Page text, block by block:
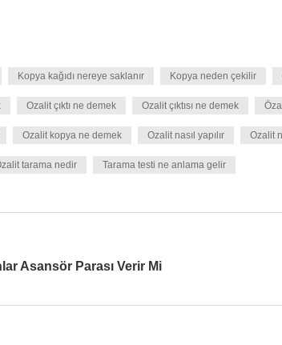
Kopya kağıdı nereye saklanır Kopya neden çekilir
Ozalit çıktı ne demek Ozalit çıktısı ne demek
Ozalit kopya ne demek Ozalit nasıl yapılır Ozalit
tarama nedir Tarama testi ne anlama gelir
Asansör Parası Verir Mi